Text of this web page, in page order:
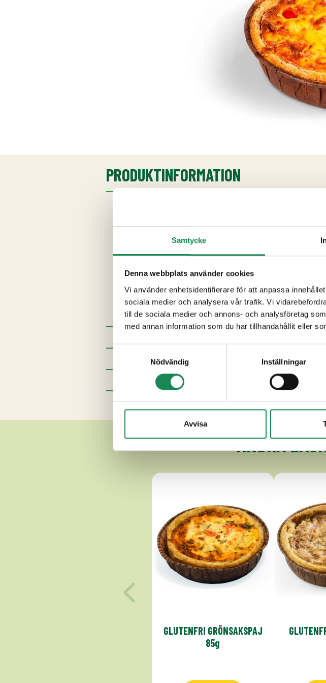
Samtycke
Denna webbplats använder cookies
Vi använder enhetsidentifierare för att anpassa
sociala medier och analysera vår trafik. Vi
till de sociala medier och annons- och analysföretag
med annan information som du har tillhandahållit eller
Samtyckesval
Nödvändig
Inställningar
Avvisa
PRODUKTINFORMATION
raps), vatten, salt, arom, A- och D-vitamin],
psyllium, matsoda, salt, xantin. Fyllning: tärnad
förtjockningsmedel (E407a, E410), potatisfiber,
maltodextrin, surhetsreglerande medel (E508),
MATGRÄDDE [GRÄDDE, vatten, modifierad majs-
färg (E160b), majsstärkelse], tärnad paprika, kryddor
Specialdieter
Näringsinnehåll
Ytterligare uppgifter
ANDRA
GLUTENFRI GRÖNSAKSPAJ
85g